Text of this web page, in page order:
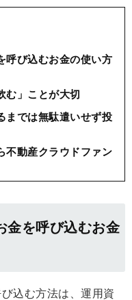
呼び込むお金の使い方
む」ことが大切
までは無駄遣いせず投
不動産クラウドファン
金を呼び込むお金
込む方法は、運用資